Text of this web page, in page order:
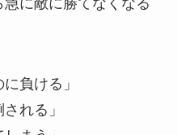
負ける」
れる」